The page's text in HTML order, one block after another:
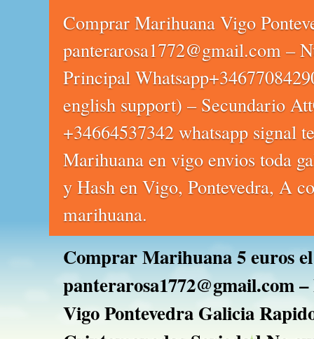
Comprar Marihuana Vigo
panterarosa1772@gmail.com –
Principal
english support) – Secundario
+34664537342 whatsapp signal
Marihuana en vigo envios toda
y Hash en Vigo, Pontevedra, A
marihuana.
Comprar Marihuana 5 euros
panterarosa1772@gmail.com
Vigo Pontevedra Galicia